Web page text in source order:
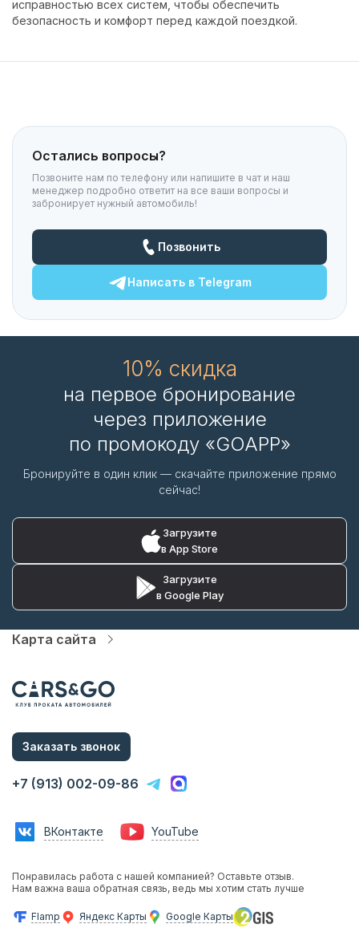
исправностью всех систем, чтобы обеспечить
безопасность и комфорт перед каждой поездкой.
Остались вопросы?
Позвоните нам по телефону или напишите в чат и наш
менеджер подробно ответит на все ваши вопросы и
забронирует нужный автомобиль!
Позвонить
Написать вTelegram
10% скидка
на первое бронирование
через приложение
по промокоду «GOAPP»
Бронируйте в один клик — скачайте приложение прямо
сейчас!
Загрузите
в App Store
Загрузите
в Google Play
Карта сайта
Услуги
Акции
Статьи и Новости
Контакты
Аренда без водителя
Инвестиции в прокат
Аренда авто на мероприятия
Бизнес
Заказать звонок
+7 (913) 002-09-86
ВКонтакте YouTube
Понравилась работа с нашей компанией? Оставьте отзыв.
Нам важна ваша обратная связь, ведь мы хотим стать лучше
Flamp Яндекс Карты Google Карты